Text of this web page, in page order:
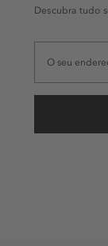
Descubra tudo